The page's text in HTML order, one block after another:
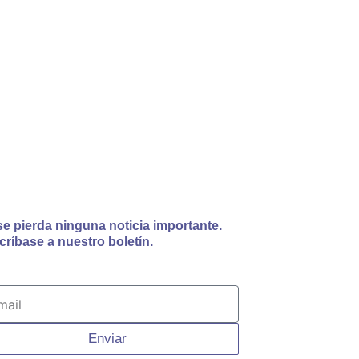
pierda ninguna noticia importante.
a nuestro boletín.
Enviar